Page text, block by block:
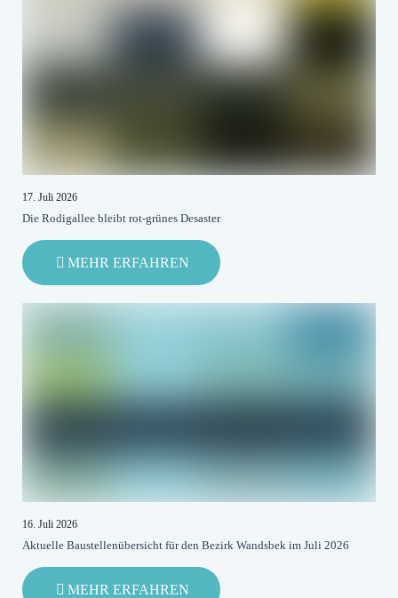
17. Juli 2026
Die Rodigallee bleibt rot-grünes Desaster
MEHR ERFAHREN
DIE
16. Juli 2026
Aktuelle Baustellenübersicht für den Bezirk Wandsbek im Juli 2026
MEHR ERFAHREN